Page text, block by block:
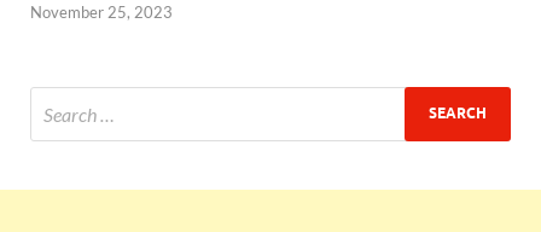
November 25, 2023